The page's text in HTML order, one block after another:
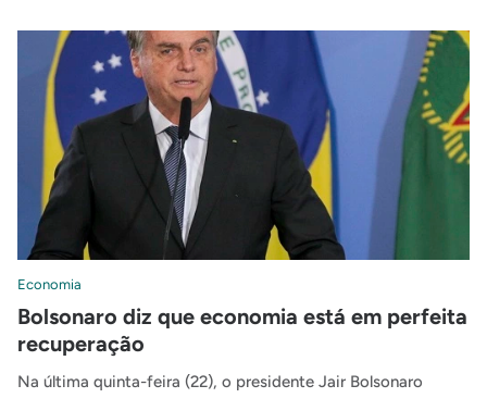
Economia
Bolsonaro diz que economia está em perfeita
recuperação
Na última quinta-feira (22), o presidente Jair Bolsonaro